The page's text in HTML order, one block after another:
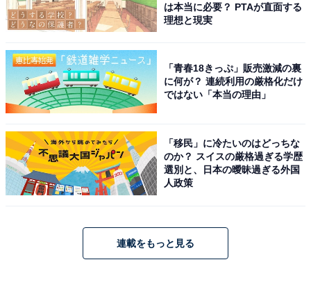
は本当に必要？ PTAが直面する
理想と現実
「青春18きっぷ」販売激減の裏
に何が？ 連続利用の厳格化だけ
ではない「本当の理由」
「移民」に冷たいのはどっちな
のか？ スイスの厳格過ぎる学歴
選別と、日本の曖昧過ぎる外国
人政策
連載をもっと見る